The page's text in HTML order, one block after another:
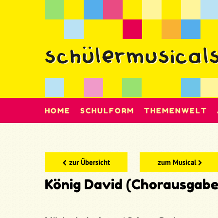
HOME SCHULFORM THEMENWELT
zur Übersicht zum Musical
König David